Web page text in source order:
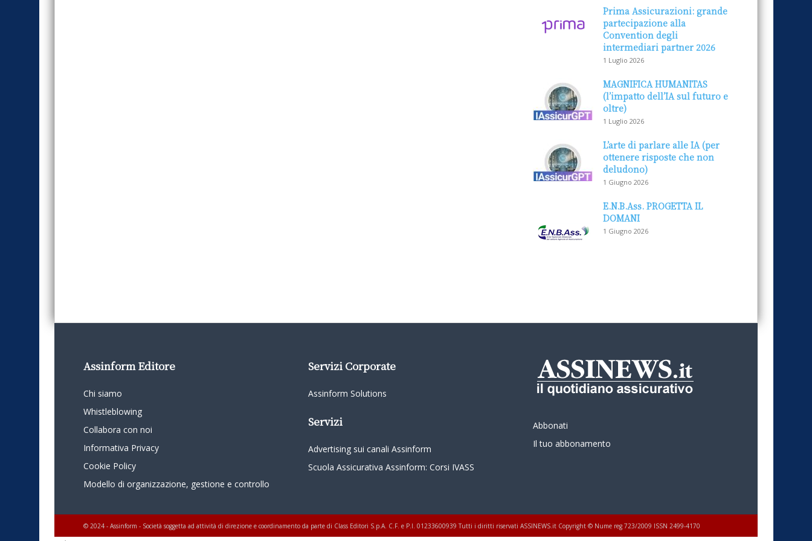
Prima Assicurazioni: grande
partecipazione alla
Convention degli
intermediari partner 2026
1 Luglio 2026
MAGNIFICA HUMANITAS
(l’impatto dell’IA sul futuro e
oltre)
1 Luglio 2026
L’arte di parlare alle IA (per
ottenere risposte che non
deludono)
1 Giugno 2026
E.N.B.Ass. PROGETTA IL
DOMANI
1 Giugno 2026
Assinform Editore
Chi siamo
Whistleblowing
Collabora con noi
Informativa Privacy
Cookie Policy
Modello di organizzazione, gestione e controllo
Servizi Corporate
Assinform Solutions
Servizi
Advertising sui canali Assinform
Scuola Assicurativa Assinform: Corsi IVASS
Abbonati
Il tuo abbonamento
© 2024 - Assinform - Società soggetta ad attività di direzione e coordinamento da parte di Class Editori S.p.A. C.F. e P.I. 01233600939 Tutti i diritti riservati ASSINEWS.it Copyright © Nume reg 723/2009 ISSN 2499-4170